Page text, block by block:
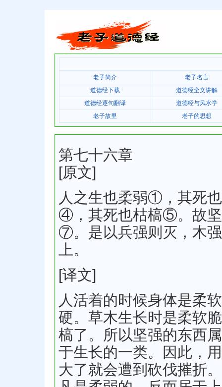
老子简介
老子名言
道德经下载
道德经全文讲解
道德经逐句翻译
道德经与风水学
老子故里
老子的思想
第七十六章
[原文]
人之生也柔弱①，其死
④，其死也枯槁⑤。故
⑦。是以兵强则灭，木
上。
[译文]
人活着的时候身体是柔
硬。草木生长时是柔软
槁了。所以坚强的东西
于生长的一类。因此，
大了就会遭到砍伐摧折